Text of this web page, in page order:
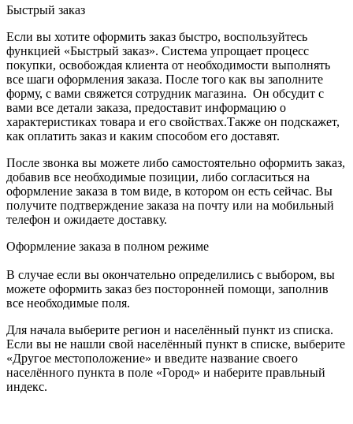
Быстрый заказ
Если вы хотите оформить заказ быстро, воспользуйтесь
функцией «Быстрый заказ». Система упрощает процесс
покупки, освобождая клиента от необходимости выполнять
все шаги оформления заказа. После того как вы заполните
форму, с вами свяжется сотрудник магазина. Он обсудит с
вами все детали заказа, предоставит информацию о
характеристиках товара и его свойствах.Также он подскажет,
как оплатить заказ и каким способом его доставят.
После звонка вы можете либо самостоятельно оформить заказ,
добавив все необходимые позиции, либо согласиться на
оформление заказа в том виде, в котором он есть сейчас. Вы
получите подтверждение заказа на почту или на мобильный
телефон и ожидаете доставку.
Оформление заказа в полном режиме
В случае если вы окончательно определились с выбором, вы
можете оформить заказ без посторонней помощи, заполнив
все необходимые поля.
Для начала выберите регион и населённый пункт из списка.
Если вы не нашли свой населённый пункт в списке, выберите
«Другое местоположение» и введите название своего
населённого пункта в поле «Город» и наберите правльный
индекс.